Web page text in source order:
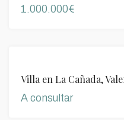
1.000.000€
Villa en La Cañada,
A consultar